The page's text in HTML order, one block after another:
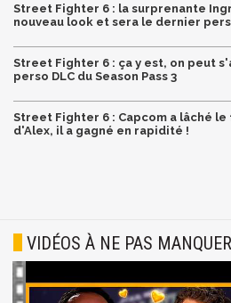
Street Fighter 6 : la surprenante
nouveau look et sera le dernier
Street Fighter 6 : ça y est, on peut
perso DLC du Season Pass 3
Street Fighter 6 : Capcom a lâché
d'Alex, il a gagné en rapidité !
VIDÉOS À NE PAS MANQUER